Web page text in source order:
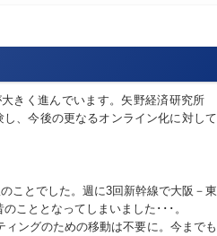
きく進んでいます。矢野経済研究所
、今後の更なるオンライン化に対して
ことでした。週に3回新幹線で大阪－東
こととなってしまいました･･･。
ングのための移動は不要に。今までも